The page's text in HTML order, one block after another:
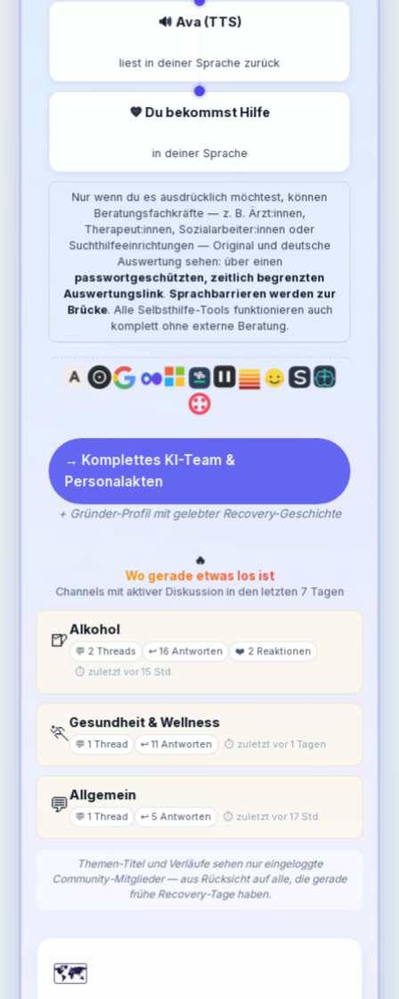
🔊 Ava (TTS)
liest in deiner Sprache zurück
💙 Du bekommst Hilfe
in deiner Sprache
Nur wenn du es ausdrücklich möchtest, können
Beratungsfachkräfte — z. B. Ärzt:innen,
Therapeut:innen, Sozialarbeiter:innen oder
Suchthilfeeinrichtungen — Original und deutsche
Auswertung sehen: über einen
passwortgeschützten, zeitlich begrenzten
Auswertungslink. Sprachbarrieren werden zur
Brücke. Alle Selbsthilfe-Tools funktionieren auch
komplett ohne externe Beratung.
→ Komplettes KI-Team &
Personalakten
+ Gründer-Profil mit gelebter Recovery-Geschichte
🔥
Wo gerade etwas los ist
Channels mit aktiver Diskussion in den letzten 7 Tagen
🍺Alkohol
💬 2 Threads ↩️ 16 Antworten ❤️ 2 Reaktionen
⏱ zuletzt vor 15 Std.
🏃Gesundheit & Wellness
💬 1 Thread ↩️ 11 Antworten ⏱ zuletzt vor 1 Tagen
💬Allgemein
💬 1 Thread ↩️ 5 Antworten ⏱ zuletzt vor 17 Std.
Themen-Titel und Verläufe sehen nur eingeloggte
Community-Mitglieder — aus Rücksicht auf alle, die gerade
frühe Recovery-Tage haben.
🗺️